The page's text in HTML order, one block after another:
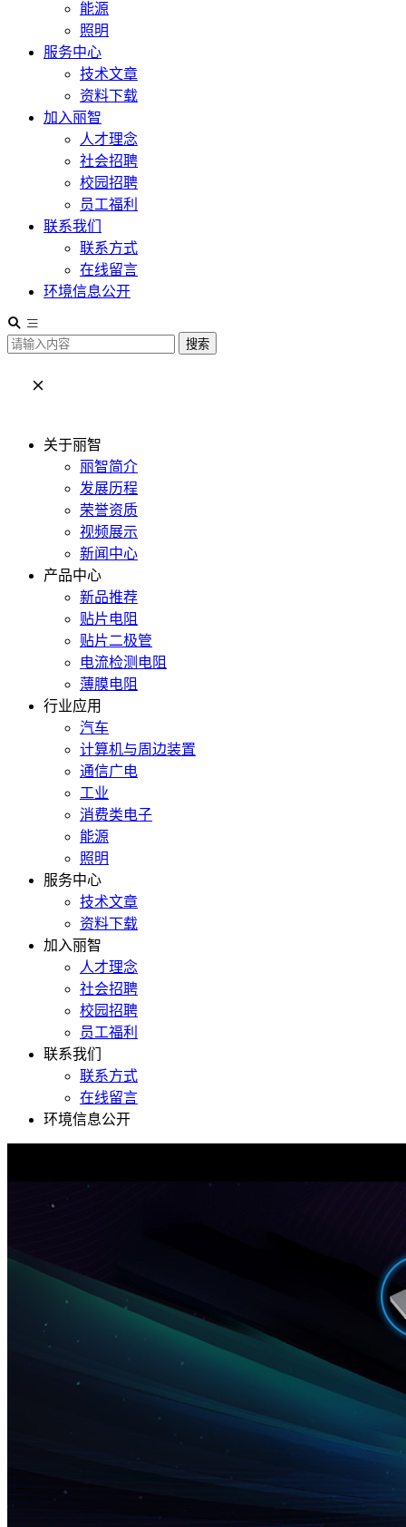
能源
照明
服务中心
技术文章
资料下载
加入丽智
人才理念
社会招聘
校园招聘
员工福利
联系我们
联系方式
在线留言
环境信息公开
搜索
关于丽智
丽智简介
发展历程
荣誉资质
视频展示
新闻中心
产品中心
新品推荐
贴片电阻
贴片二极管
电流检测电阻
薄膜电阻
行业应用
汽车
计算机与周边装置
通信广电
工业
消费类电子
能源
照明
服务中心
技术文章
资料下载
加入丽智
人才理念
社会招聘
校园招聘
员工福利
联系我们
联系方式
在线留言
环境信息公开